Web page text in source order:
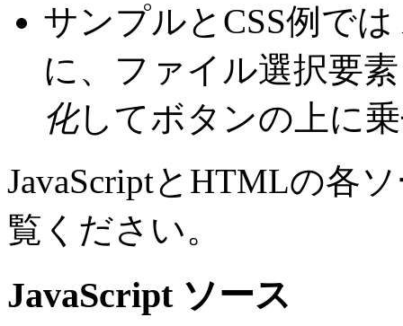
サンプルとCSS例では
に、ファイル選択要
化してボタンの上に
JavaScriptとHTMLの各
覧ください。
JavaScript ソース